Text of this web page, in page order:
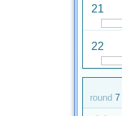
21
22
round 7